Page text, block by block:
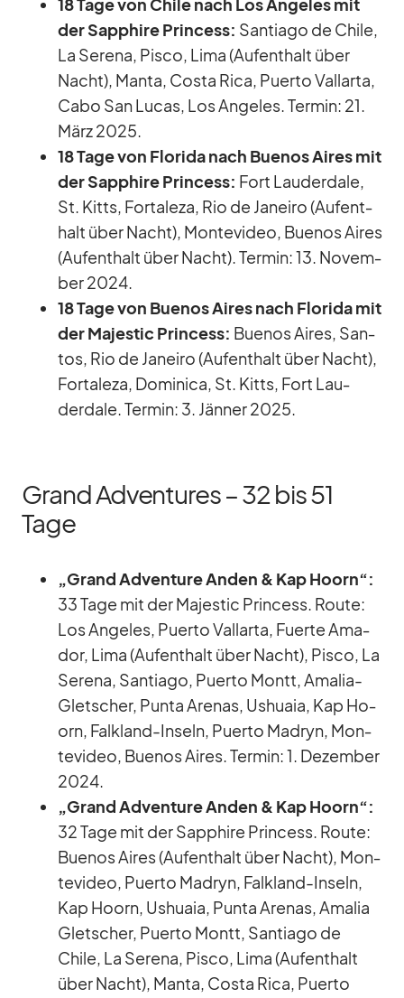
18 Tage von Chile nach Los An­ge­les mit
der Sap­phire Prin­cess: Sant­iago de Chile,
La Se­rena, Pisco, Lima (Auf­ent­halt über
Nacht), Manta, Costa Rica, Pu­erto Vall­arta,
Cabo San Lu­cas, Los An­ge­les. Ter­min: 21.
März 2025.
18 Tage von Flo­rida nach Bue­nos Ai­res mit
der Sap­phire Prin­cess: Fort Lau­derd­ale,
St. Kitts, For­ta­leza, Rio de Ja­neiro (Auf­ent­
halt über Nacht), Mon­te­vi­deo, Bue­nos Ai­res
(Auf­ent­halt über Nacht). Ter­min: 13. No­vem­
ber 2024.
18 Tage von Bue­nos Ai­res nach Flo­rida mit
der Ma­je­s­tic Prin­cess: Bue­nos Ai­res, San­
tos, Rio de Ja­neiro (Auf­ent­halt über Nacht),
For­ta­leza, Do­mi­nica, St. Kitts, Fort Lau­
derd­ale. Ter­min: 3. Jän­ner 2025.
Grand Adventures – 32 bis 51
Tage
„Grand Ad­ven­ture An­den & Kap Ho­orn“:
33 Tage mit der Ma­je­s­tic Prin­cess. Route:
Los An­ge­les, Pu­erto Vall­arta, Fuerte Ama­
dor, Lima (Auf­ent­halt über Nacht), Pisco, La
Se­rena, Sant­iago, Pu­erto Montt, Ama­lia-
Glet­scher, Punta Are­nas, Us­huaia, Kap Ho­
orn, Falk­land-In­seln, Pu­erto Ma­dryn, Mon­
te­vi­deo, Bue­nos Ai­res. Ter­min: 1. De­zem­ber
2024.
„Grand Ad­ven­ture An­den & Kap Ho­orn“:
32 Tage mit der Sap­phire Prin­cess. Route:
Bue­nos Ai­res (Auf­ent­halt über Nacht), Mon­
te­vi­deo, Pu­erto Ma­dryn, Falk­land-In­seln,
Kap Ho­orn, Us­huaia, Punta Are­nas, Ama­lia
Glet­scher, Pu­erto Montt, Sant­iago de
Chile, La Se­rena, Pisco, Lima (Auf­ent­halt
über Nacht), Manta, Costa Rica, Pu­erto